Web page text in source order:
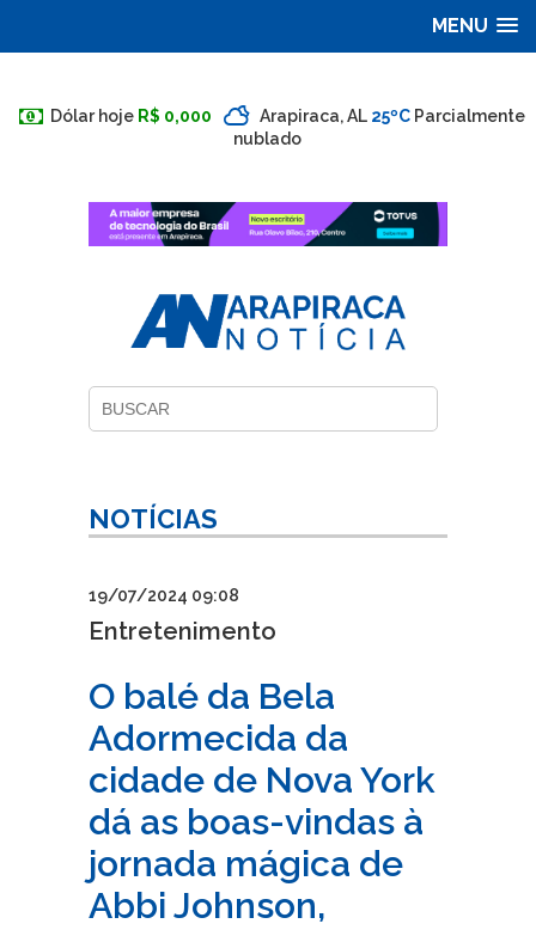
MENU
Dólar hoje R$ 0,000 Arapiraca, AL 25ºC Parcialmente
nublado
NOTÍCIAS
19/07/2024 09:08
Entretenimento
O balé da Bela
Adormecida da
cidade de Nova York
dá as boas-vindas à
jornada mágica de
Abbi Johnson,